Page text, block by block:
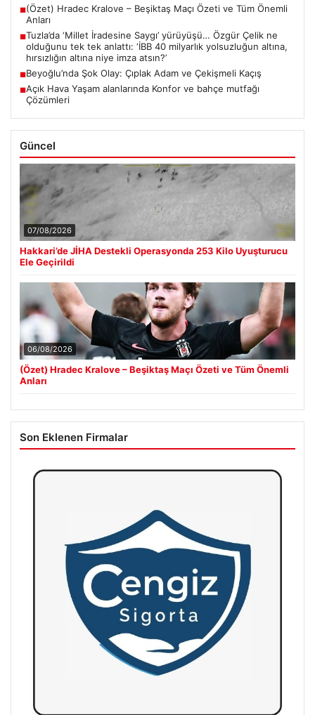
■(Özet) Hradec Kralove – Beşiktaş Maçı Özeti ve Tüm Önemli
Anları
■Tuzla’da ‘Millet İradesine Saygı’ yürüyüşü… Özgür Çelik ne
olduğunu tek tek anlattı: ‘İBB 40 milyarlık yolsuzluğun altına,
hırsızlığın altına niye imza atsın?’
■Beyoğlu’nda Şok Olay: Çıplak Adam ve Çekişmeli Kaçış
■Açık Hava Yaşam alanlarında Konfor ve bahçe mutfağı
Çözümleri
Güncel
07/08/2026
Hakkari’de JİHA Destekli Operasyonda 253 Kilo Uyuşturucu
Ele Geçirildi
06/08/2026
(Özet) Hradec Kralove – Beşiktaş Maçı Özeti ve Tüm Önemli
Anları
Son Eklenen Firmalar